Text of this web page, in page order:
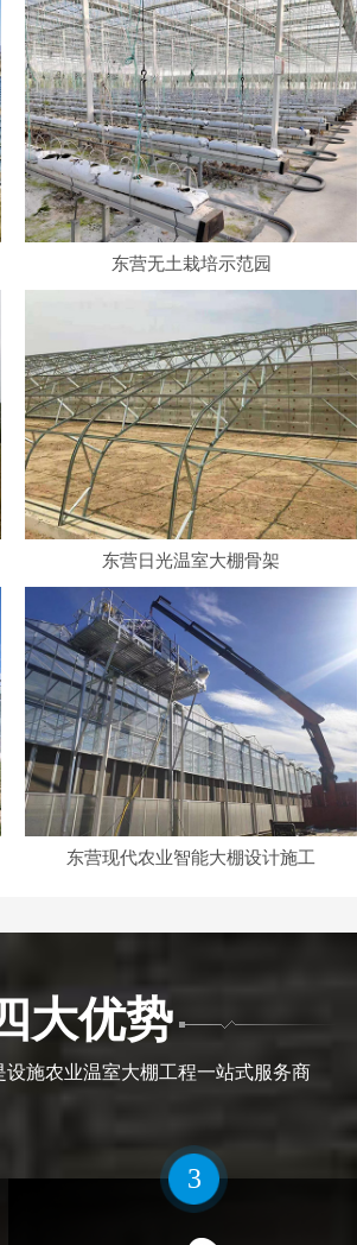
东营无土栽培示范园
东营日光温室大棚骨架
东营现代农业智能大棚设计施工
大优势
施农业温室大棚工程一站式服务商
3